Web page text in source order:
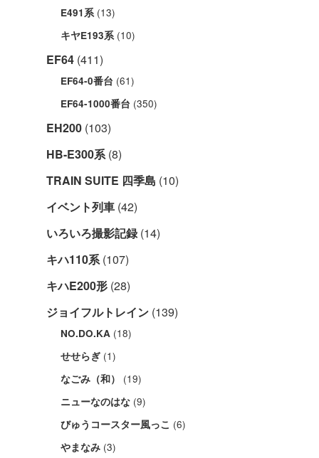
E491系 (13)
キヤE193系 (10)
EF64 (411)
EF64-0番台 (61)
EF64-1000番台 (350)
EH200 (103)
HB-E300系(8)
TRAIN SUITE 四季島 (10)
イベント列車 (42)
いろいろ撮影記録(14)
キハ110系(107)
キハE200形 (28)
ジョイフルトレイン (139)
NO.DO.KA (18)
せせらぎ (1)
なごみ（和） (19)
ニューなのはな (9)
びゅうコースター風っこ (6)
やまなみ (3)